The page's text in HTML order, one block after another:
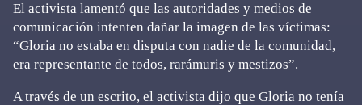
El activista lamentó que las autoridades y medios de
comunicación intenten dañar la imagen de las víctimas:
“Gloria no estaba en disputa con nadie de la comunidad,
era representante de todos, rarámuris y mestizos”.
A través de un escrito, el activista dijo que Gloria no tenía